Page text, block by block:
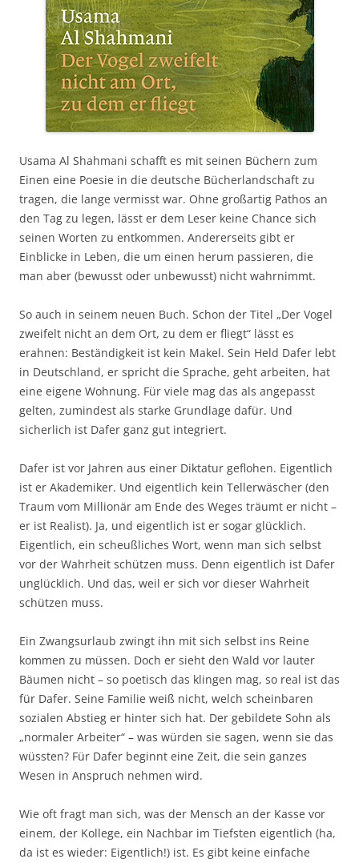
Usama Al Shahmani schafft es mit seinen Büchern zum
Einen eine Poesie in die deutsche Bücherlandschaft zu
tragen, die lange vermisst war. Ohne großartig Pathos an
den Tag zu legen, lässt er dem Leser keine Chance sich
seinen Worten zu entkommen. Andererseits gibt er
Einblicke in Leben, die um einen herum passieren, die
man aber (bewusst oder unbewusst) nicht wahrnimmt.
So auch in seinem neuen Buch. Schon der Titel „Der Vogel
zweifelt nicht an dem Ort, zu dem er fliegt“ lässt es
erahnen: Beständigkeit ist kein Makel. Sein Held Dafer lebt
in Deutschland, er spricht die Sprache, geht arbeiten, hat
eine eigene Wohnung. Für viele mag das als angepasst
gelten, zumindest als starke Grundlage dafür. Und
sicherlich ist Dafer ganz gut integriert.
Dafer ist vor Jahren aus einer Diktatur geflohen. Eigentlich
ist er Akademiker. Und eigentlich kein Tellerwäscher (den
Traum vom Millionär am Ende des Weges träumt er nicht –
er ist Realist). Ja, und eigentlich ist er sogar glücklich.
Eigentlich, ein scheußliches Wort, wenn man sich selbst
vor der Wahrheit schützen muss. Denn eigentlich ist Dafer
unglücklich. Und das, weil er sich vor dieser Wahrheit
schützen muss.
Ein Zwangsurlaub zwingt ihn mit sich selbst ins Reine
kommen zu müssen. Doch er sieht den Wald vor lauter
Bäumen nicht – so poetisch das klingen mag, so real ist das
für Dafer. Seine Familie weiß nicht, welch scheinbaren
sozialen Abstieg er hinter sich hat. Der gebildete Sohn als
„normaler Arbeiter“ – was würden sie sagen, wenn sie das
wüssten? Für Dafer beginnt eine Zeit, die sein ganzes
Wesen in Anspruch nehmen wird.
Wie oft fragt man sich, was der Mensch an der Kasse vor
einem, der Kollege, ein Nachbar im Tiefsten eigentlich (ha,
da ist es wieder: Eigentlich!) ist. Es gibt keine einfache